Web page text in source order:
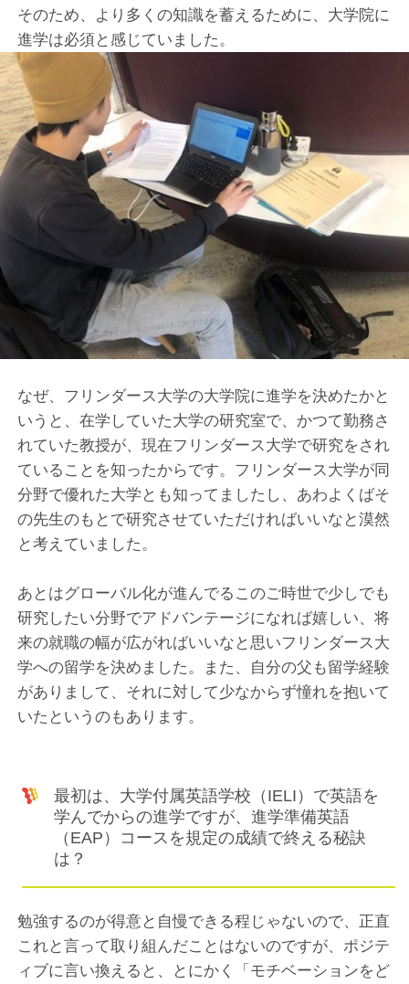
そのため、より多くの知識を蓄えるために、大学院に
進学は必須と感じていました。
なぜ、フリンダース大学の大学院に進学を決めたかと
いうと、在学していた大学の研究室で、かつて勤務さ
れていた教授が、現在フリンダース大学で研究をされ
ていることを知ったからです。フリンダース大学が同
分野で優れた大学とも知ってましたし、あわよくばそ
の先生のもとで研究させていただければいいなと漠然
と考えていました。
あとはグローバル化が進んでるこのご時世で少しでも
研究したい分野でアドバンテージになれば嬉しい、将
来の就職の幅が広がればいいなと思いフリンダース大
学への留学を決めました。また、自分の父も留学経験
がありまして、それに対して少なからず憧れを抱いて
いたというのもあります。
最初は、大学付属英語学校（IELI）で英語を
学んでからの進学ですが、進学準備英語
（EAP）コースを規定の成績で終える秘訣
は？
勉強するのが得意と自慢できる程じゃないので、正直
これと言って取り組んだことはないのですが、ポジテ
ィブに言い換えると、とにかく「モチベーションをど